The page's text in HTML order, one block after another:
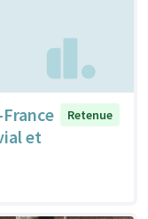
et
Retenue